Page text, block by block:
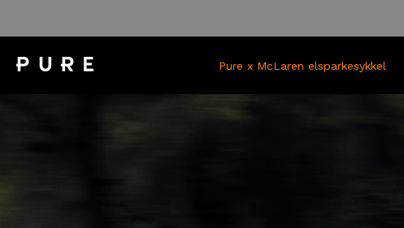
til
innhold
Pure x McLaren elsparkesykkel